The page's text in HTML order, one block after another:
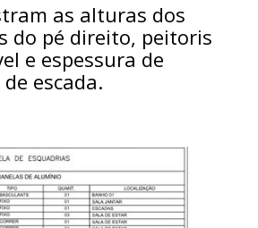
as alturas dos
do pé direito, peitoris
e espessura de
escada.